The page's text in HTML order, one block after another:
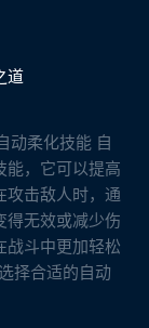
道
动柔化技能 自
能，它可以提高
攻击敌人时，通
得无效或减少伤
战斗中更加轻松
择合适的自动